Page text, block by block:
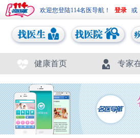
欢迎您登陆114名医导航！ 或
健康首页 专家